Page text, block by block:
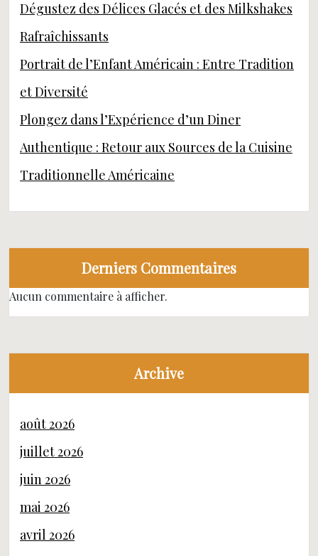
Dégustez des Délices Glacés et des Milkshakes
Rafraîchissants
Portrait de l’Enfant Américain : Entre Tradition
et Diversité
Plongez dans l’Expérience d’un Diner
Authentique : Retour aux Sources de la Cuisine
Traditionnelle Américaine
Derniers Commentaires
Aucun commentaire à afficher.
Archive
août 2026
juillet 2026
juin 2026
mai 2026
avril 2026